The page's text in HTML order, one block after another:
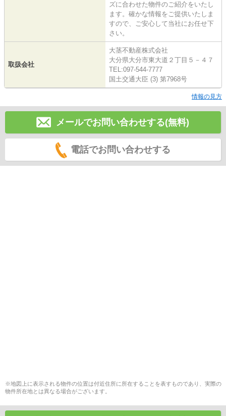
ズに合わせた物件のご紹介をいたし
ます。確かな情報をご提供いたしま
すので、ご安心して当社にお任せ下
さい。
取扱会社
大茎不動産株式会社
大分県大分市東大道２丁目５－４７
TEL:097-544-7777
国土交通大臣 (3) 第7968号
情報の見方
メールでお問い合わせする(無料)
電話でお問い合わせする
※地図上に表示される物件の位置は付近住所に所在することを表すものであり、実際の
物件所在地とは異なる場合がございます。